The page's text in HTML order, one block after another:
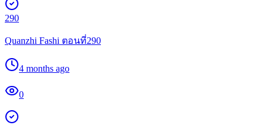
290
Quanzhi Fashi ตอนที่290
4 months ago
0